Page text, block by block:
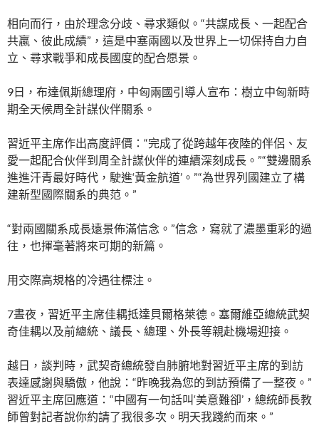
相向而行，由於理念分歧、尋求類似。“共謀成長、一起配合
共贏、彼此成績”，這是中塞兩國以及世界上一切保持自力自
立、尋求戰爭和成長國度的配合愿景。
9日，布達佩斯總理府，中匈兩國引導人宣布：樹立中匈新時
期全天候周全計謀伙伴關系。
習近平主席作出高度評價：“完成了從跨越年夜陸的伴侶、友
愛一起配合伙伴到周全計謀伙伴的連續深刻成長。”“雙邊關系
進進汗青最好時代，駛進‘黃金航道’。”“為世界列國建立了構
建新型國際關系的典范。”
“對兩國關系成長遠景佈滿信念。”信念，寫就了濃墨重彩的過
往，也揮毫著將來可期的新篇。
用交際高規格的冷遇往標注。
7晝夜，習近平主席佳耦抵達貝爾格萊德。塞爾維亞總統武契
奇佳耦以及前總統、議長、總理、外長等親赴機場迎接。
越日，談判時，武契奇總統發自肺腑地對習近平主席的到訪
表達感謝與驕傲，他說：“昨晚我為您的到訪預備了一整夜。”
習近平主席回應道：“中國有一句話叫‘美意難卻’，總統師長教
師曾對記者說你約請了我很多次。明天我踐約而來。”